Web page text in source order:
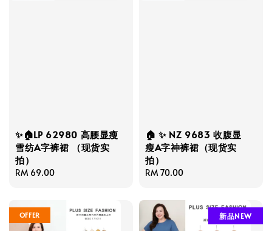
✨🏠LP 62980 高腰显瘦
雪纺A字裤裙 （现货实
拍）
Regular
RM 69.00
🏠 ✨ NZ 9683 收腹显
瘦A字神裤裙（现货实
拍）
Regular
RM 70.00
OFFER 新品NEW